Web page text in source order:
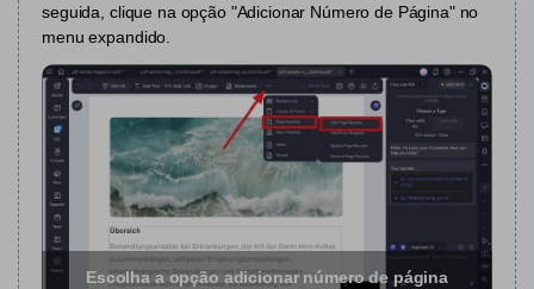
Novo PDFelement：Mais inteligente,
rápido e fácil
Do poder da IA às ferramentas em massa – o novo
PDFelement torna qualquer tarefa em PDF simples e rápida.
Baixe Grátis
Compartilhar PDF
IA de PDF
Chat com PDF
Resumidor de PDF com IA
Tradutor de PDF com IA
Verificador Gramatical com IA
Freelancer
Avaliações & Prêmios
Histórias de clientes
Avaliações de clientes
Prêmios G2
Comparação de software PDF
seguida, clique na opção "Adicionar Número de Página" no
menu expandido.
Escolha a opção adicionar número de página